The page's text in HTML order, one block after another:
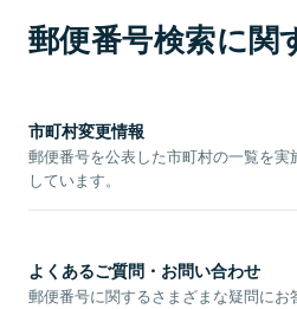
郵便番号検索に関
市町村変更情報
郵便番号を公表した市町村の一覧を
しています。
よくあるご質問・お問い合わせ
郵便番号に関するさまざまな疑問にお